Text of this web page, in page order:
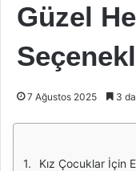
Güzel
7 Ağustos 2025 3
Kız Çocuklar İçin